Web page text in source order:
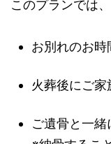
このプランでは、
お別れのお時
火葬後にご
ご遺骨と一